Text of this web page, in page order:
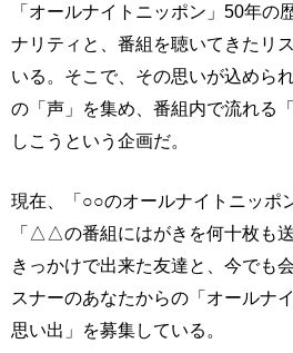
「オールナイトニッポン」50年の
ナリティと、番組を聴いてきたリ
いる。そこで、その思いが込めら
の「声」を集め、番組内で流れる
しこうという企画だ。
現在、「○○のオールナイトニッポ
「△△の番組にはがきを何十枚も
きっかけで出来た友達と、今でも
スナーのあなたからの「オールナ
思い出」を募集している。